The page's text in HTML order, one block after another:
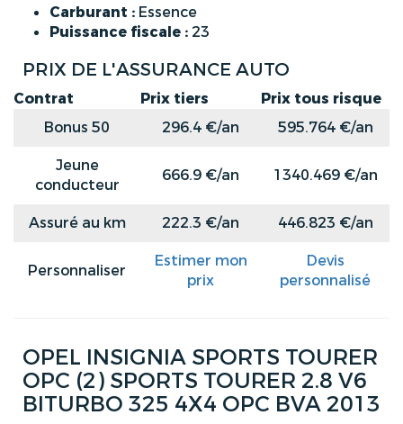
Carburant : Essence
Puissance fiscale : 23
PRIX DE L'ASSURANCE AUTO
Contrat Prix tiers
Prix tous risque
Bonus 50
296.4 €/an
595.764 €/an
Jeune
conducteur
666.9 €/an 1340.469 €/an
Assuré au km 222.3 €/an 446.823 €/an
Personnaliser
Estimer mon
prix
Devis
personnalisé
OPEL INSIGNIA SPORTS TOURER
OPC (2) SPORTS TOURER 2.8 V6
BITURBO 325 4X4 OPC BVA 2013